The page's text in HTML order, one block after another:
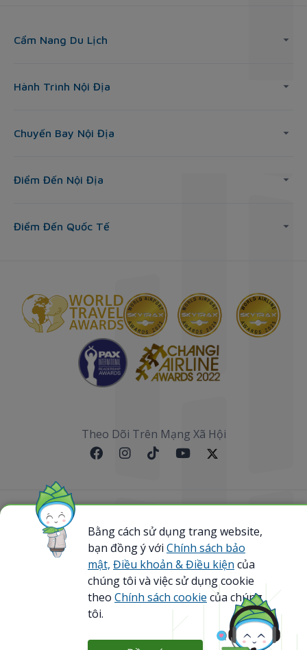
Cẩm Nang Du Lịch
Hành Trình Nội Địa
Chuyến Bay Nội Địa
Điểm Đến Nội Địa
Điểm Đến Quốc Tế
Theo Dõi Trên Mạng Xã Hội
Sơ đồ website
@ 2023 Bamboo Airways Copyright. All Rights
Reserved.
Business Registration Code: 0107867370
Bằng cách sử dụng trang website,
bạn đồng ý với Chính sách bảo
mật, Điều khoản & Điều kiện của
chúng tôi và việc sử dụng cookie
theo Chính sách cookie của chúng
tôi.